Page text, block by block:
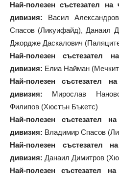
Най-полезен състезател
дивизия: Васил
Спасов (Ликуифайд), Данаил
Джордже Даскалович
Най-полезен състезател
дивизия: Елиа Найман
Най-полезен състезател
дивизия: Мирослав
Филипов (Хюстън Бъкетс)
Най-полезен състезател
дивизия: Владимир Спасов
Най-полезен състезател
дивизия: Данаил Димитров
Най-полезен състезател